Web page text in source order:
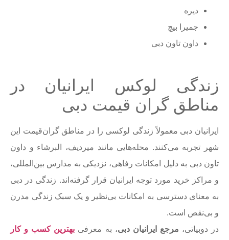
دیره
جمیرا بیچ
داون تاون دبی
زندگی لوکس ایرانیان در
مناطق گران قیمت دبی
ایرانیان دبی معمولاً زندگی لوکسی را در مناطق گران‌قیمت این
شهر تجربه می‌کنند. محله‌هایی مانند میردیف، البرشاء و داون
تاون دبی به دلیل امکانات رفاهی، نزدیکی به مدارس بین‌المللی،
و مراکز خرید مورد توجه ایرانیان قرار گرفته‌اند. زندگی در دبی
به معنای دسترسی به امکانات بی‌نظیر و یک سبک زندگی مدرن
و بی‌نقص است.
در دوبیاتی، مرجع ایرانیان دبی، به معرفی بهترین کسب و کار